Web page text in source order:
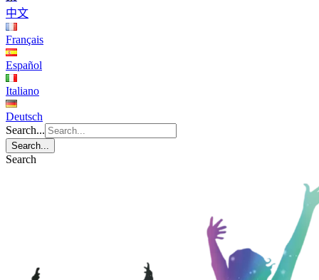
中文
Français
Español
Italiano
Deutsch
Search...
Search...
Search